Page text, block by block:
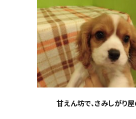
甘えん坊で、さみしがり